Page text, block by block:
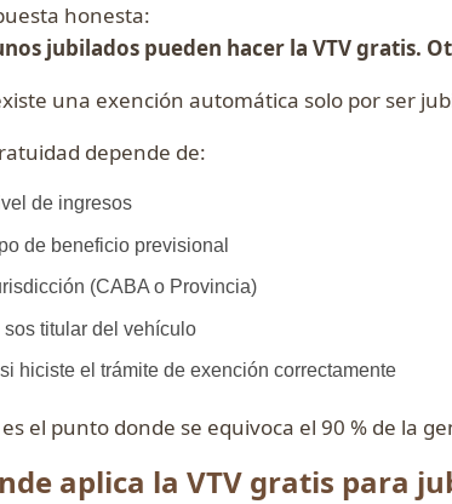
honesta:
jubilados pueden hacer la VTV gratis.
una exención automática solo por ser
depende de:
de ingresos
de beneficio previsional
(CABA o Provincia)
sos titular del vehículo
hiciste el trámite de exención correctamente
es el punto donde se equivoca el 90 % de la
aplica la VTV gratis para